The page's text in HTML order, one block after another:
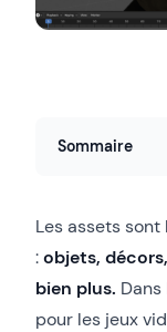
Sommaire
Les assets sont
:objets,
bien plus.
pour les jeux